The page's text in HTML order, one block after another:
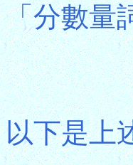
「分數量
以下是上